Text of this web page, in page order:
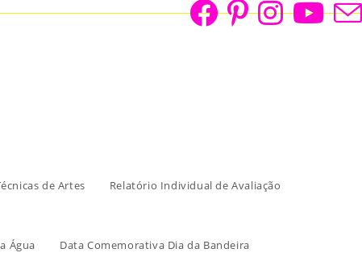
de Artes Relatório Individual de Avaliação
Água Data Comemorativa Dia da Bandeira